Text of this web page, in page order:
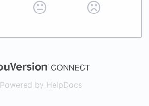
(opens in a
Powered by HelpDocs